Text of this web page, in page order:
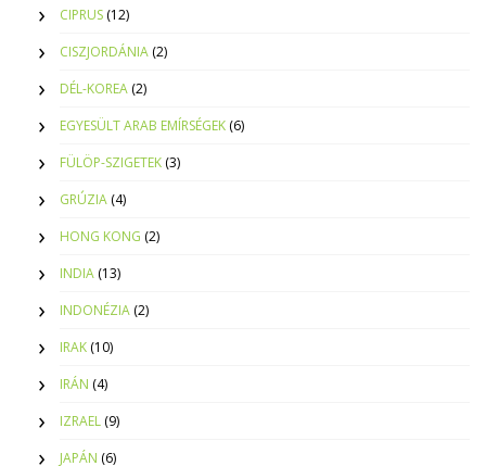
CIPRUS (12)
CISZJORDÁNIA (2)
DÉL-KOREA (2)
EGYESÜLT ARAB EMÍRSÉGEK (6)
FÜLÖP-SZIGETEK (3)
GRÚZIA (4)
HONG KONG (2)
INDIA (13)
INDONÉZIA (2)
IRAK (10)
IRÁN (4)
IZRAEL (9)
JAPÁN (6)